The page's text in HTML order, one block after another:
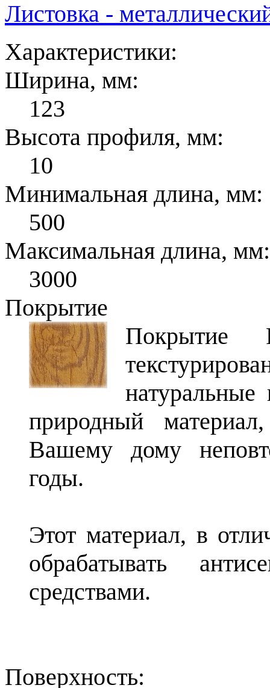
Листовка -
Характеристики:
Ширина, мм:
123
Высота профиля, мм:
10
Минимальная длина, мм:
500
Максимальная длина, мм:
3000
Покрытие
природный
Вашему дому
годы.
Этот материал, в
обрабатывать
средствами.
Поверхность: